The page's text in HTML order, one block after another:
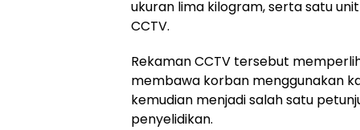
ukuran lima kilogram, serta satu
CCTV.
Rekaman CCTV tersebut
membawa korban menggunakan
kemudian menjadi salah satu
penyelidikan.